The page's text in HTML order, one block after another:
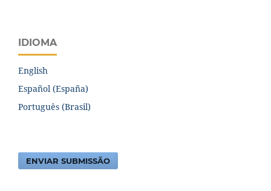
IDIOMA
English
Español (España)
Português (Brasil)
ENVIAR SUBMISSÃO